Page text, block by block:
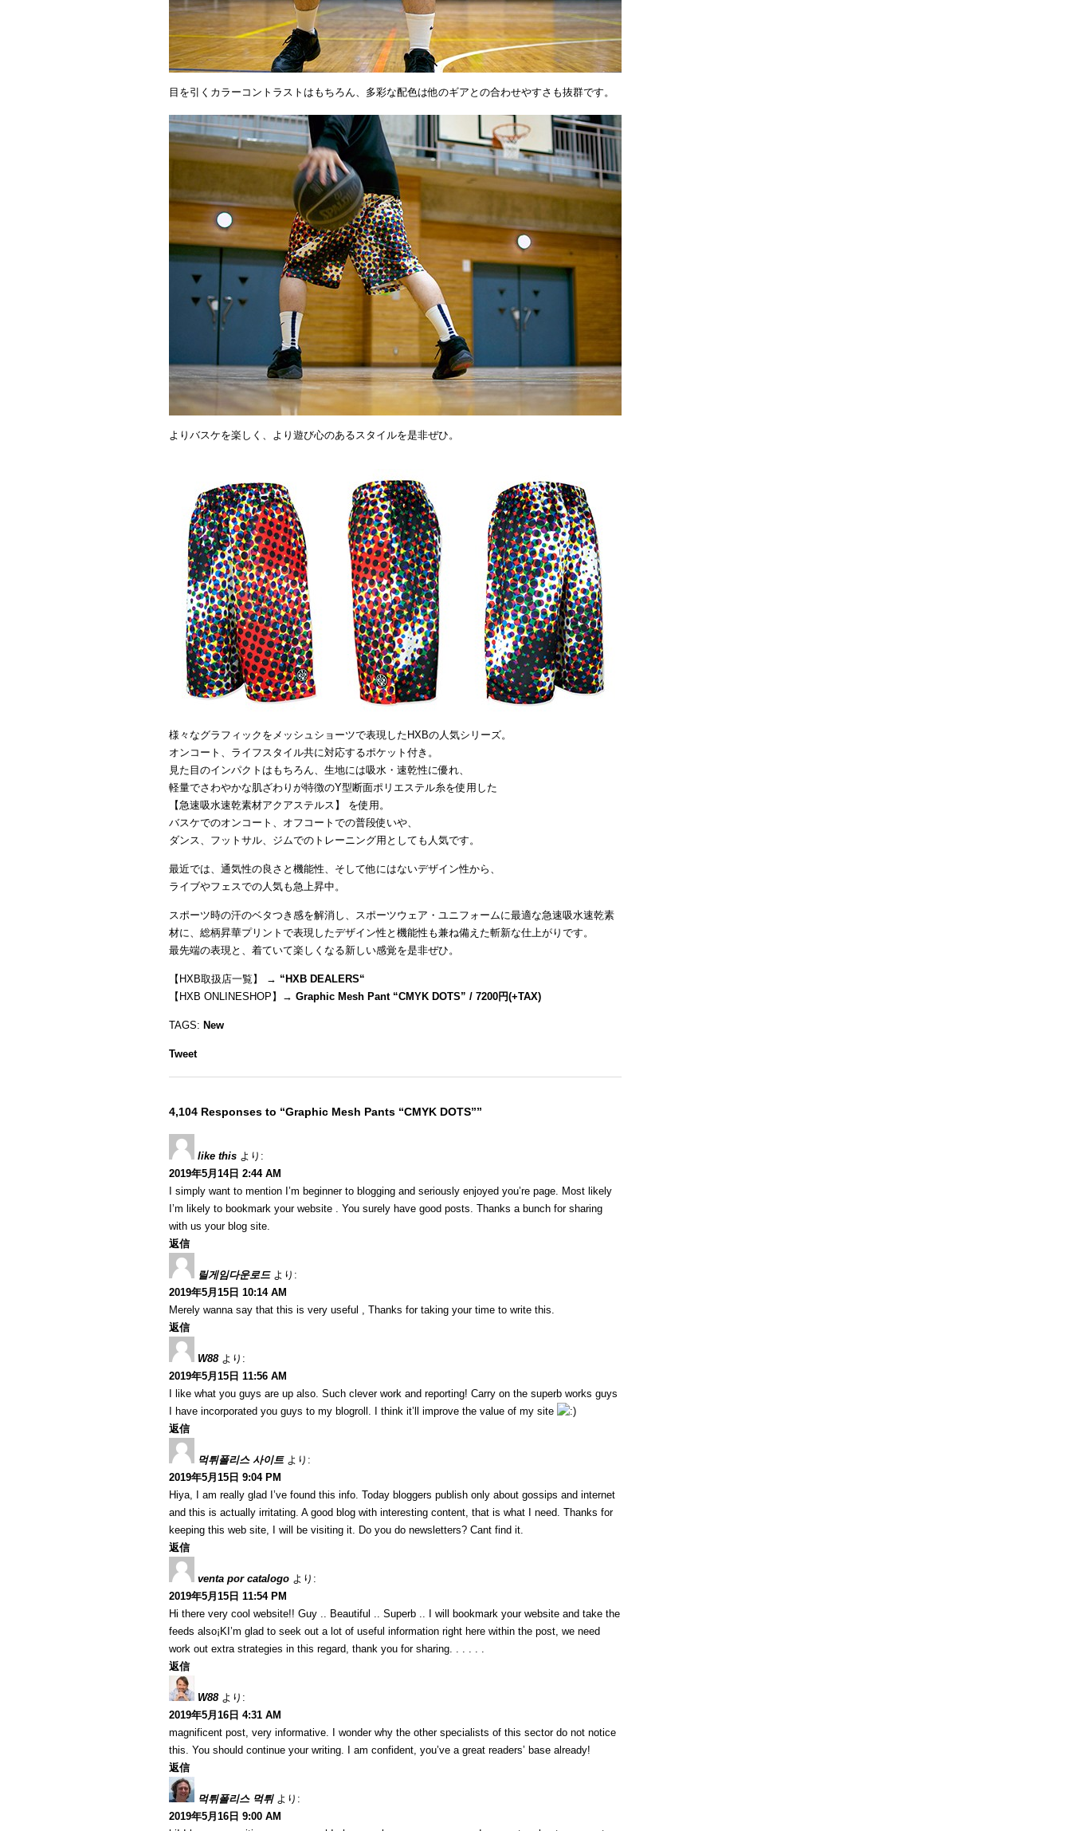
目を引くカラーコントラストはもちろん、多彩な配色は他のギアとの合わせやすさも抜群です。
よりバスケを楽しく、より遊び心のあるスタイルを是非ぜひ。
様々なグラフィックをメッシュショーツで表現したHXBの人気シリーズ。
オンコート、ライフスタイル共に対応するポケット付き。
見た目のインパクトはもちろん、生地には吸水・速乾性に優れ、
軽量でさわやかな肌ざわりが特徴のY型断面ポリエステル糸を使用した
【急速吸水速乾素材アクアステルス】 を使用。
バスケでのオンコート、オフコートでの普段使いや、
ダンス、フットサル、ジムでのトレーニング用としても人気です。
最近では、通気性の良さと機能性、そして他にはないデザイン性から、
ライブやフェスでの人気も急上昇中。
スポーツ時の汗のベタつき感を解消し、スポーツウェア・ユニフォームに最適な急速吸水速乾素
材に、総柄昇華プリントで表現したデザイン性と機能性も兼ね備えた斬新な仕上がりです。
最先端の表現と、着ていて楽しくなる新しい感覚を是非ぜひ。
【HXB取扱店一覧】 → “ HXB DEALERS“
【HXB ONLINESHOP】→ Graphic Mesh Pant “CMYK DOTS” / 7200円(+TAX)
TAGS: New
Tweet
4,104 Responses to “Graphic Mesh Pants “CMYK DOTS””
like this より:
2019年5月14日 2:44 AM
I simply want to mention I’m beginner to blogging and seriously enjoyed you’re page. Most likely
I’m likely to bookmark your website . You surely have good posts. Thanks a bunch for sharing
with us your blog site.
返信
릴게임다운로드 より:
2019年5月15日 10:14 AM
Merely wanna say that this is very useful , Thanks for taking your time to write this.
返信
W88 より:
2019年5月15日 11:56 AM
I like what you guys are up also. Such clever work and reporting! Carry on the superb works guys
I have incorporated you guys to my blogroll. I think it’ll improve the value of my site
返信
먹튀폴리스 사이트 より:
2019年5月15日 9:04 PM
Hiya, I am really glad I’ve found this info. Today bloggers publish only about gossips and internet
and this is actually irritating. A good blog with interesting content, that is what I need. Thanks for
keeping this web site, I will be visiting it. Do you do newsletters? Cant find it.
返信
venta por catalogo より:
2019年5月15日 11:54 PM
Hi there very cool website!! Guy .. Beautiful .. Superb .. I will bookmark your website and take the
feeds also¡KI’m glad to seek out a lot of useful information right here within the post, we need
work out extra strategies in this regard, thank you for sharing. . . . . .
返信
W88 より:
2019年5月16日 4:31 AM
magnificent post, very informative. I wonder why the other specialists of this sector do not notice
this. You should continue your writing. I am confident, you’ve a great readers’ base already!
返信
먹튀폴리스 먹튀 より:
2019年5月16日 9:00 AM